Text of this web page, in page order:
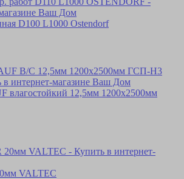
D100 L1000 Ostendorf
влагостойкий 12,5мм 1200х2500мм
VALTEC